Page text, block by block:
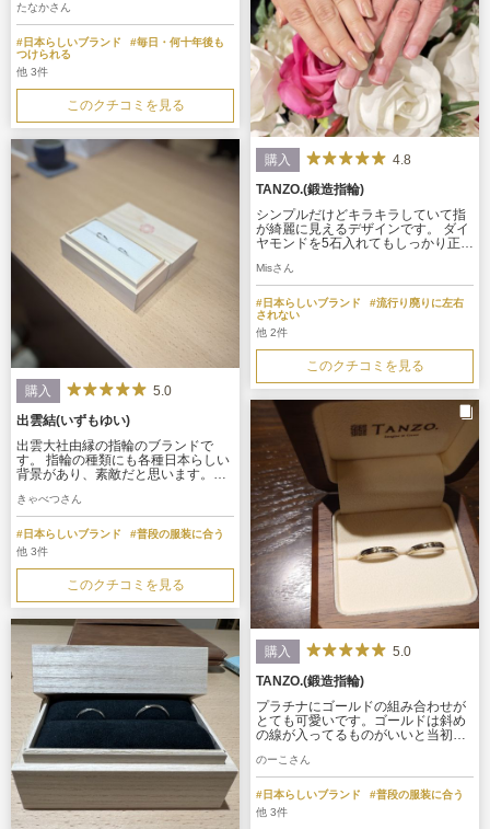
り、上品さも感じられます。3mm幅
は主張しすぎず程よい存在感があ
り、12号でもバランスよく着用でき
ます。毎日身に着けても飽きのこな
いデザインで、とても満足していま
す。
たなかさん
#日本らしいブランド
#毎日・何十年後も
つけられる
他 3件
このクチコミを見る
購入
4.8
TANZO.(鍛造指輪)
シンプルだけどキラキラしていて指
が綺麗に見えるデザインです。 ダイ
ヤモンドを5石入れてもしっかり正面
もあるけれどやりすぎ感がなく日常
生活に溶け込むデザインとなりまし
た。
Misさん
#日本らしいブランド
#流行り廃りに左右
されない
他 2件
このクチコミを見る
購入
5.0
出雲結(いずもゆい)
出雲大社由縁の指輪のブランドで
す。 指輪の種類にも各種日本らしい
背景があり、素敵だと思います。価
ず、普段から着用していたい方や小
まめな手入れなどが苦手な方は手が
出しやすいかなと思います。
きゃべつさん
#日本らしいブランド
#普段の服装に合う
他 3件
このクチコミを見る
購入
5.0
TANZO.(鍛造指輪)
プラチナにゴールドの組み合わせが
とても可愛いです。ゴールドは斜め
の線が入ってるものがいいと当初か
スタッフさんと職人さんが頑張って
くださいました。ただのゴールドで
はなく一癖あるものが良かったの
で、グリーンゴールドにしたのもポ
イントです
のーこさん
#日本らしいブランド
#普段の服装に合う
他 3件